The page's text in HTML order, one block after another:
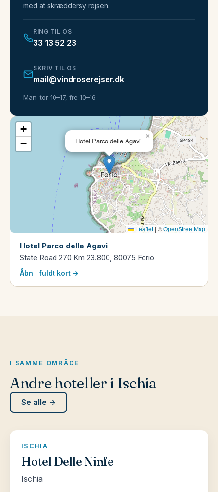
med at skræddersy rejsen.
RING TIL OS
33 13 52 23
SKRIV TIL OS
mail@vindroserejser.dk
Man–tor 10–17, fre 10–16
Hotel Parco delle Agavi
×
+
−
Leaflet | ©OpenStreetMap
Hotel Parco delle Agavi
State Road 270 Km 23.800, 80075 Forio
Åbn i fuldt kort →
I SAMME OMRÅDE
Andre hoteller i Ischia
Se alle →
ISCHIA
Hotel Delle Ninfe
Ischia